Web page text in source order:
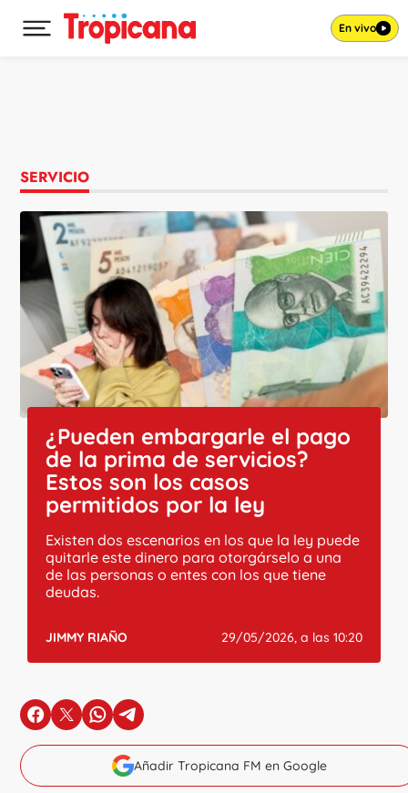
Desplegar menú principal En vivo
SERVICIO
¿Pueden embargarle el pago
de la prima de servicios?
Estos son los casos
permitidos por la ley
Existen dos escenarios en los que la ley puede
quitarle este dinero para otorgárselo a una
de las personas o entes con los que tiene
deudas.
JIMMY RIAÑO 29/05/2026, a las 10:20
en Facebook
en Xen Whatsapp
en Telegram
Añadir Tropicana FM en Google